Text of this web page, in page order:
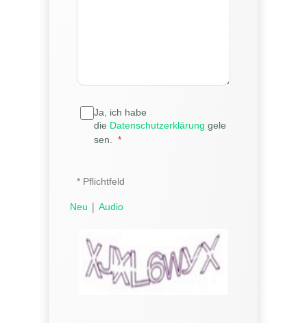
Ja, ich habe
die Datenschutzerklärung gele
sen.
* Pflichtfeld
Neu | Audio